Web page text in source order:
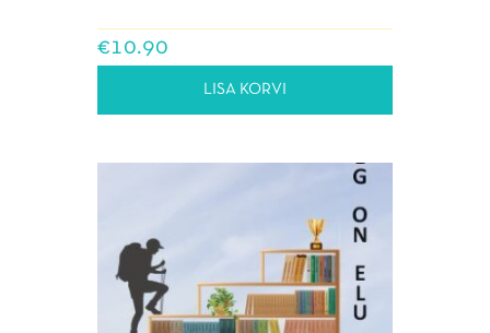
€10.90
LISA KORVI